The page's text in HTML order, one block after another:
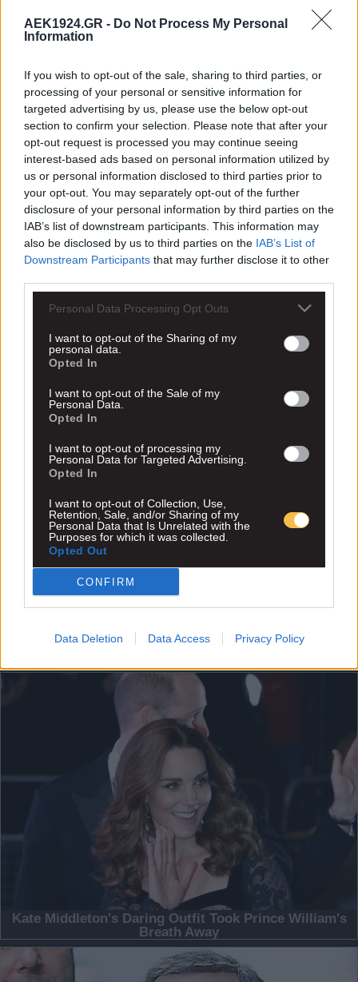
AEK1924.GR - Do Not Process My Personal
Information
If you wish to opt-out of the sale, sharing to third parties, or
processing of your personal or sensitive information for
targeted advertising by us, please use the below opt-out
section to confirm your selection. Please note that after your
opt-out request is processed you may continue seeing
interest-based ads based on personal information utilized by
us or personal information disclosed to third parties prior to
your opt-out. You may separately opt-out of the further
disclosure of your personal information by third parties on the
IAB’s list of downstream participants. This information may
also be disclosed by us to third parties on the IAB’s List of
Downstream Participants that may further disclose it to other
Personal Data Processing Opt Outs
I want to opt-out of the Sharing of my
personal data.
Opted In
I want to opt-out of the Sale of my
Personal Data.
Opted In
I want to opt-out of processing my
Personal Data for Targeted Advertising.
Opted In
I want to opt-out of Collection, Use,
Retention, Sale, and/or Sharing of my
Personal Data that Is Unrelated with the
Purposes for which it was collected.
Opted Out
CONFIRM
Data Deletion Data Access Privacy Policy